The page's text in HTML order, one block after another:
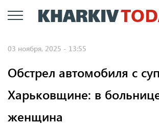
Перейти
к
03 ноября, 2025 - 13:55
Обстрел автомобиля с
Харьковщине: в
женщина